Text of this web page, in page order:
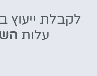
מציאת
טיסה זולה?
לקבלת ייעוץ
עלות